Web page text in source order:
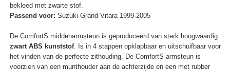
bekleed met zwarte stof.
Passend voor: Suzuki Grand Vitara 1999-2005
De ComfortS middenarmsteun is geproduceerd van sterk hoogwaardig
zwart ABS kunststof. Is in 4 stappen opklapbaar en uitschuifbaar voor
het vinden van de perfecte zithouding. De ComfortS armsteun is
voorzien van een munthouder aan de achterzijde en een met rubber